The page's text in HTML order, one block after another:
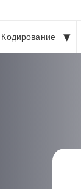
Кодирование